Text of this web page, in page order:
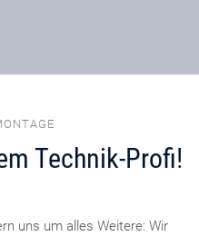
Technik-Profi!
uns um alles Weitere: Wir